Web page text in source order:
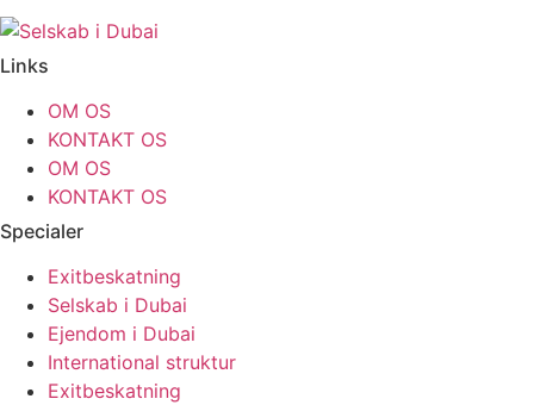
Links
OM OS
KONTAKT OS
OM OS
KONTAKT OS
Specialer
Exitbeskatning
Selskab i Dubai
Ejendom i Dubai
International struktur
Exitbeskatning